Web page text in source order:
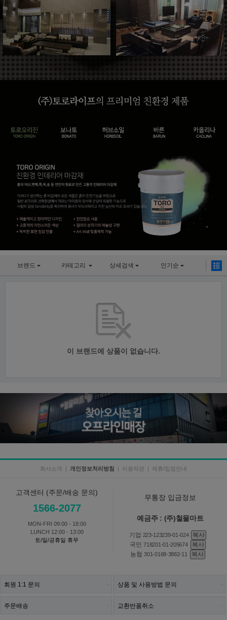
브랜드 카테고리 상세검색 인기순
이 브랜드에 상품이 없습니다.
회사소개 개인정보처리방침 이용약관 제휴/입점안내
고객센터 (주문/배송 문의)
1566-2077
MON-FRI 09:00 - 18:00
LUNCH 12:00 - 13:00
토/일/공휴일 휴무
무통장 입금정보
예금주 : (주)철물마트
기업 223-123239-01-024
복사
국민718201-01-205674
복사
농협301-0168-3882-11 복사
회원 1:1 문의
주문배송
상품 및 사용방법 문의
교환반품취소